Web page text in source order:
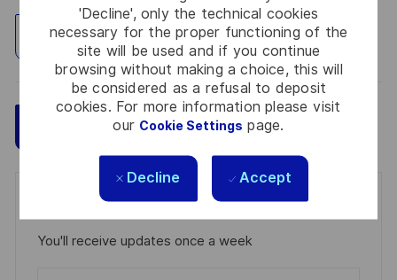
'Decline', only the technical cookies
necessary for the proper functioning of the
site will be used and if you continue
browsing without making a choice, this will
be considered as a refusal to deposit
cookies. For more information please visit
our Cookie Settings page.
Decline Accept
Explore Location
Save
Get notified for similar jobs
You'll receive updates once a week